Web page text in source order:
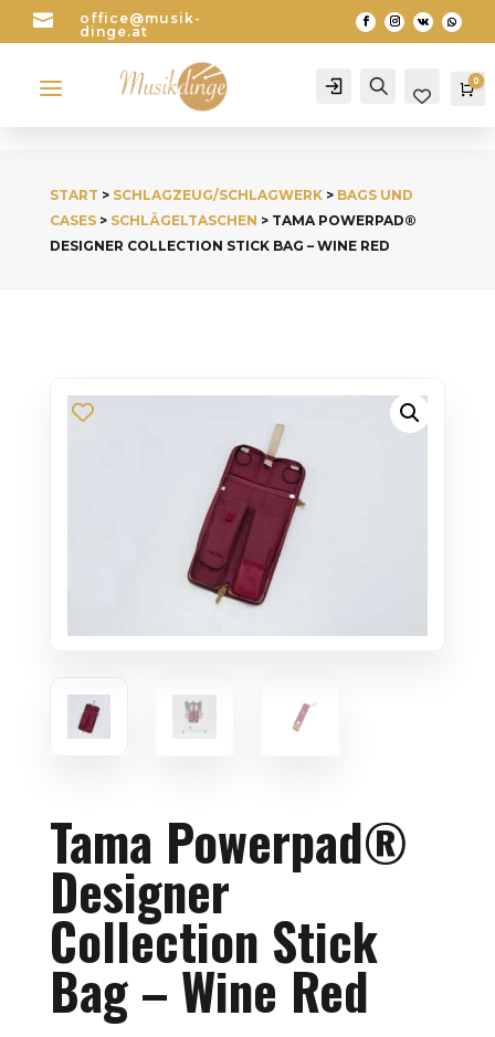

office@musik-
dinge.at
a Account Search 0
START > SCHLAGZEUG/SCHLAGWERK> BAGS UND
CASES> SCHLÄGELTASCHEN > TAMA POWERPAD®
DESIGNER COLLECTION STICK BAG – WINE RED
Tama Powerpad®
Designer
Collection Stick
Bag – Wine Red